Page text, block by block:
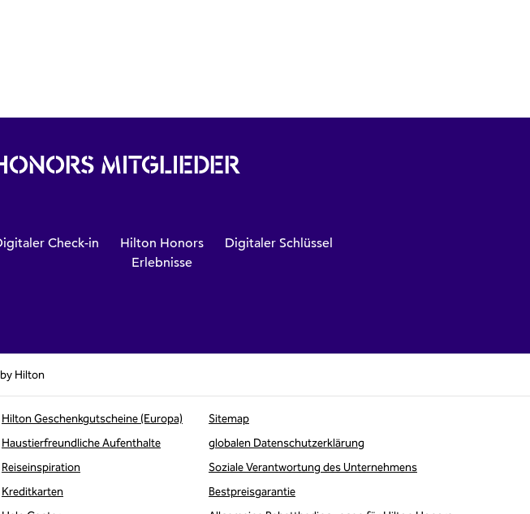
MITGLIEDER
Check-in
Hilton Honors
Erlebnisse
Digitaler Schlüssel
Hilton
Hilton Geschenkgutscheine (Europa)
Haustierfreundliche Aufenthalte
Reiseinspiration
Kreditkarten
Sitemap
globalen Datenschutzerklärung
Soziale Verantwortung des Unternehmens
Bestpreisgarantie